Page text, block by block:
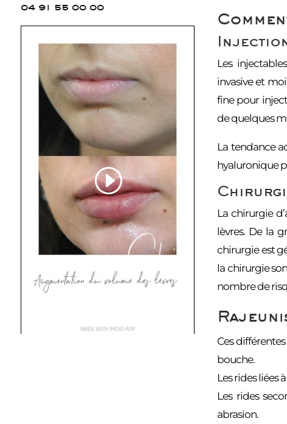
04 91 55 00 00
Les
invasive et
fine pour
de quelques
La tendance
hyaluronique
La chirurgie
lèvres. De la
chirurgie est
la chirurgie
nombre de
Ces
bouche.
Les rides liées
Les rides
abrasion.